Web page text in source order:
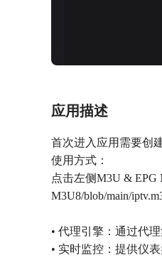
应用描述
首次进入应用需要创
使用方式：
点击左侧M3U & EPG
M3U8/blob/main/
• 代理引擎：通过代
• 实时监控：提供仪